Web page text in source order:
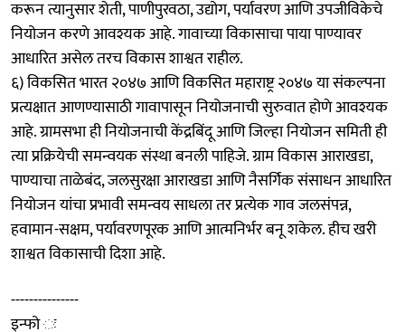
करून त्यानुसार शेती, पाणीपुरवठा, उद्योग, पर्यावरण आणि उपजीविकेचे
नियोजन करणे आवश्यक आहे. गावाच्या विकासाचा पाया पाण्यावर
आधारित असेल तरच विकास शाश्वत राहील.
६) विकसित भारत २०४७ आणि विकसित महाराष्ट्र २०४७ या संकल्पना
प्रत्यक्षात आणण्यासाठी गावापासून नियोजनाची सुरुवात होणे आवश्यक
आहे. ग्रामसभा ही नियोजनाची केंद्रबिंदू आणि जिल्हा नियोजन समिती ही
त्या प्रक्रियेची समन्वयक संस्था बनली पाहिजे. ग्राम विकास आराखडा,
पाण्याचा ताळेबंद, जलसुरक्षा आराखडा आणि नैसर्गिक संसाधन आधारित
नियोजन यांचा प्रभावी समन्वय साधला तर प्रत्येक गाव जलसंपन्न,
हवामान-सक्षम, पर्यावरणपूरक आणि आत्मनिर्भर बनू शकेल. हीच खरी
शाश्वत विकासाची दिशा आहे.
---------------
इन्फो ः